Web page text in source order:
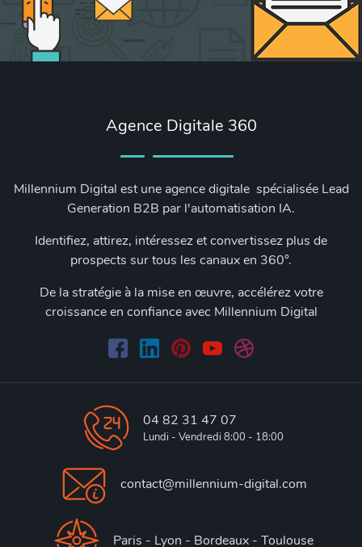
Agence Digitale 360
Millennium Digital est une agence digitale spécialisée Lead
Generation B2B par l'automatisation IA.
Identifiez, attirez, intéressez et convertissez plus de
prospects sur tous les canaux en 360°.
De la stratégie à la mise en œuvre, accélérez votre
croissance en confiance avec Millennium Digital
04 82 31 47 07
Lundi - Vendredi 8:00 - 18:00
contact@millennium-digital.com
Paris - Lyon - Bordeaux - Toulouse